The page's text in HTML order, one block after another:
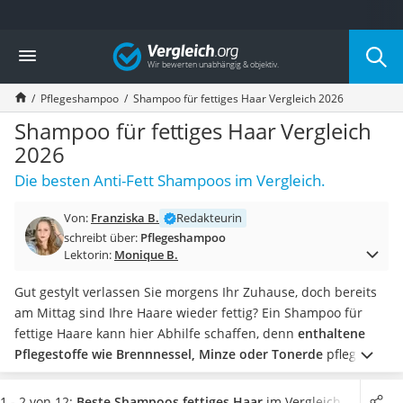
Die beliebtesten Vergleiche nach Kategorie
Drogerie
Inhalator
Haarschneider
Rollator
Braun Rasierer
Katzenklappe (Chip)
Rasierer
Massagepistole
Epilierer
Eiweißpulver
Magnesiumpräparat
Katzenklappe
Nackenmassagegerät
Zeckenschutz Katze
Vergleich
Pflegeshampoo Shampoo für fettiges Haar Vergleich 2026
Shampoo für fettiges Haar Vergleich
2026
Die besten Anti-Fett Shampoos im Vergleich.
Von: Franziska B.
Redakteurin
schreibt über: Pflegeshampoo
Lektorin: Monique B.
Gut gestylt verlassen Sie morgens Ihr Zuhause, doch bereits
am Mittag sind Ihre Haare wieder fettig? Ein Shampoo für
fettige Haare kann hier Abhilfe schaffen, denn enthaltene
Pflegestoffe wie Brennnessel, Minze oder Tonerde pflegen
Ihre Kopfhaut und helfen, die Fettproduktion der Talgdrüsen
zu reduzieren. Achten Sie darauf, dass das Anti-Fett-